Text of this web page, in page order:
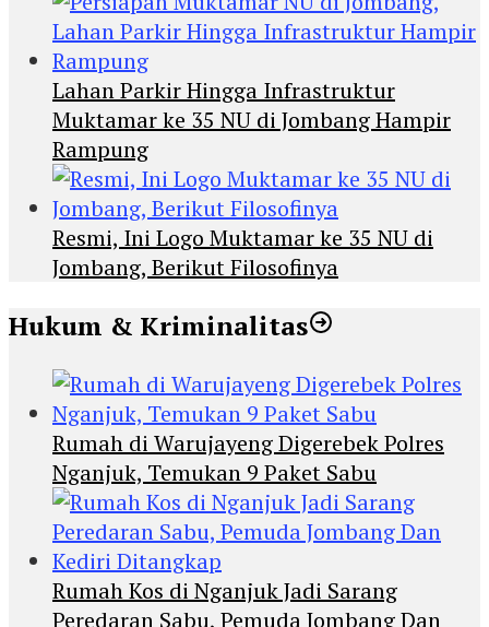
Lahan Parkir Hingga Infrastruktur
Muktamar ke 35 NU di Jombang Hampir
Rampung
Resmi, Ini Logo Muktamar ke 35 NU di
Jombang, Berikut Filosofinya
Hukum & Kriminalitas
Rumah di Warujayeng Digerebek Polres
Nganjuk, Temukan 9 Paket Sabu
Rumah Kos di Nganjuk Jadi Sarang
Peredaran Sabu, Pemuda Jombang Dan